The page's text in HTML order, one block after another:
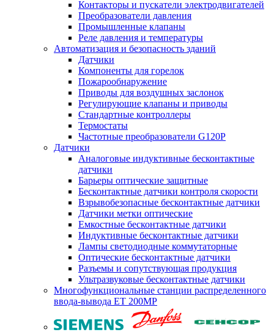
Контакторы и пускатели электродвигателей
Преобразователи давления
Промышленные клапаны
Реле давления и температуры
Автоматизация и безопасность зданий
Датчики
Компоненты для горелок
Пожарообнаружение
Приводы для воздушных заслонок
Регулирующие клапаны и приводы
Стандартные контроллеры
Термостаты
Частотные преобразователи G120P
Датчики
Аналоговые индуктивные бесконтактные
датчики
Барьеры оптические защитные
Бесконтактные датчики контроля скорости
Взрывобезопасные бесконтактные датчики
Датчики метки оптические
Емкостные бесконтактные датчики
Индуктивные бесконтактные датчики
Лампы светодиодные коммутаторные
Оптические бесконтактные датчики
Разъемы и сопутствующая продукция
Ультразвуковые бесконтактные датчики
Многофункциональные станции распределенного
ввода-вывода ET 200MP